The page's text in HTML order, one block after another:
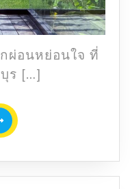
ผ่อนหย่อนใจ ที่
ร […]
อ่าน
ต่อ